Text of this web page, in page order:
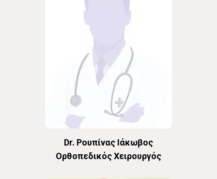
Dr. Ρουπίνας Ιάκωβος
Oρθοπεδικός Χειρουργός